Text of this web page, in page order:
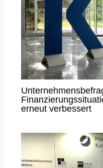
erneut verbessert